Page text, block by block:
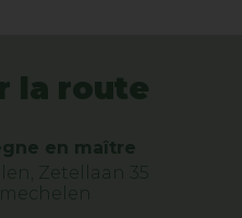
la route
en maître
Zetellaan 35